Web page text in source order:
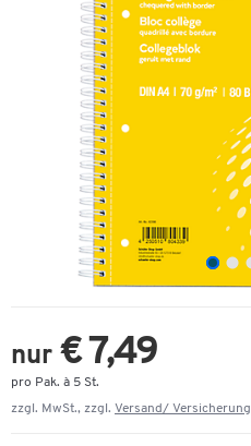
nur € 7,49
pro Pak. à 5 St.
zzgl. MwSt., zzgl. Versand/ Versicherung